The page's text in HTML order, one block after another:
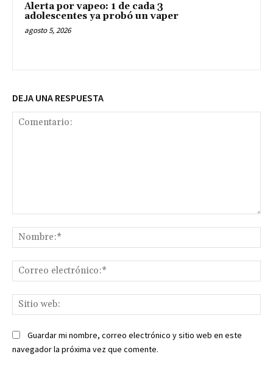
Alerta por vapeo: 1 de cada 3
adolescentes ya probó un vaper
agosto 5, 2026
DEJA UNA RESPUESTA
Guardar mi nombre, correo electrónico y sitio web en este
navegador la próxima vez que comente.